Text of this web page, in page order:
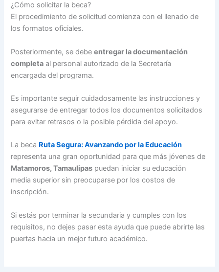
¿Cómo solicitar la beca?
El procedimiento de solicitud comienza con el llenado de
los formatos oficiales.
Posteriormente, se debeentregar la documentación
completa al personal autorizado de la Secretaría
encargada del programa.
Es importante seguir cuidadosamente las instrucciones y
asegurarse de entregar todos los documentos solicitados
para evitar retrasos o la posible pérdida del apoyo.
La beca Ruta Segura: Avanzando por la Educación
representa una gran oportunidad para que más jóvenes de
Matamoros, Tamaulipas puedan iniciar su educación
media superior sin preocuparse por los costos de
inscripción.
Si estás por terminar la secundaria y cumples con los
requisitos, no dejes pasar esta ayuda que puede abrirte las
puertas hacia un mejor futuro académico.